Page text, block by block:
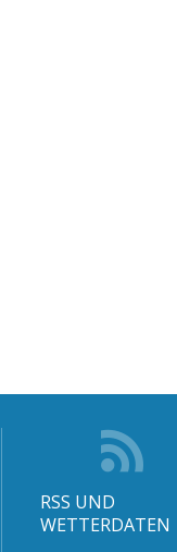
RSS UND
WETTERDATEN